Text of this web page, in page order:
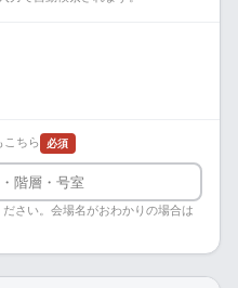
こちら 必須
さい。会場名がおわかりの場合は